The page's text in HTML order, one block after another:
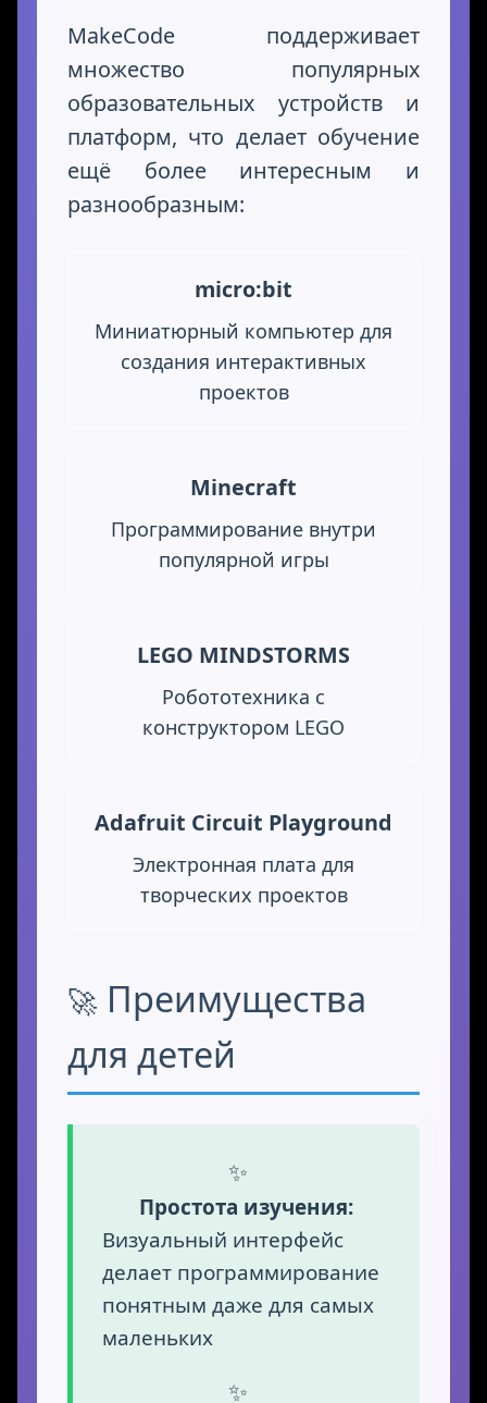
MakeCode поддерживает
множество популярных
образовательных устройств и
платформ, что делает обучение
ещё более интересным и
разнообразным:
micro:bit
Миниатюрный компьютер для
создания интерактивных
проектов
Minecraft
Программирование внутри
популярной игры
LEGO MINDSTORMS
Робототехника с
конструктором LEGO
Adafruit Circuit Playground
Электронная плата для
творческих проектов
Преимущества
для детей
Простота изучения:
Визуальный интерфейс
делает программирование
понятным даже для самых
маленьких